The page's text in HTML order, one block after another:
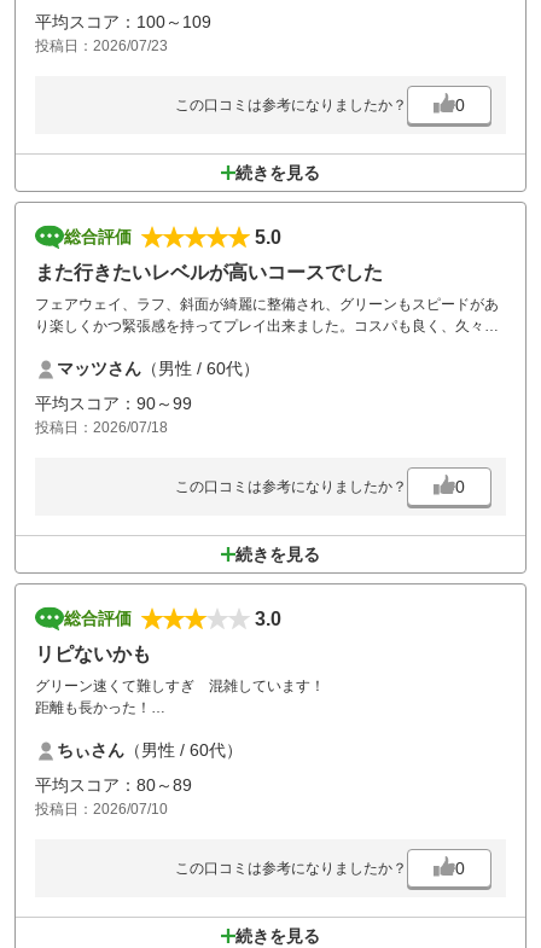
コースも全体的にきれいでよかったです。
但し、霧の為 時間が掛かってしまいましたがしょうがないですね。
ありがとうございました。
平均スコア：100～109
投稿日：2026/07/23
この口コミは参考になりましたか？ 0
続きを見る
総合評価
5.0
また行きたいレベルが高いコースでした
フェアウェイ、ラフ、斜面が綺麗に整備され、グリーンもスピードがあ
り楽しくかつ緊張感を持ってプレイ出来ました。コスパも良く、久々に
マッツさん （男性 / 60代）
平均スコア：90～99
投稿日：2026/07/18
この口コミは参考になりましたか？ 0
続きを見る
総合評価
3.0
リピないかも
グリーン速くて難しすぎ 混雑しています！
距離も長かった！
ロッカーに長椅子ないし…
ちぃさん （男性 / 60代）
平均スコア：80～89
投稿日：2026/07/10
この口コミは参考になりましたか？ 0
続きを見る